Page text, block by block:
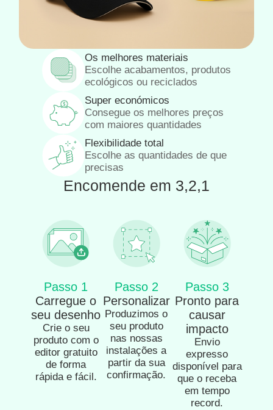
Os melhores materiais
Escolhe acabamentos, produtos
ecológicos ou reciclados
Super económicos
Consegue os melhores preços
com maiores quantidades
Flexibilidade total
Escolhe as quantidades de que
precisas
Encomende em 3,2,1
Passo 1
Carregue o
seu desenho
Crie o seu
produto com o
editor gratuito
de forma
rápida e fácil.
Passo 2
Personalizar
Produzimos o
seu produto
nas nossas
instalações a
partir da sua
confirmação.
Passo 3
Pronto para
causar
impacto
Envio
expresso
disponível para
que o receba
em tempo
record.